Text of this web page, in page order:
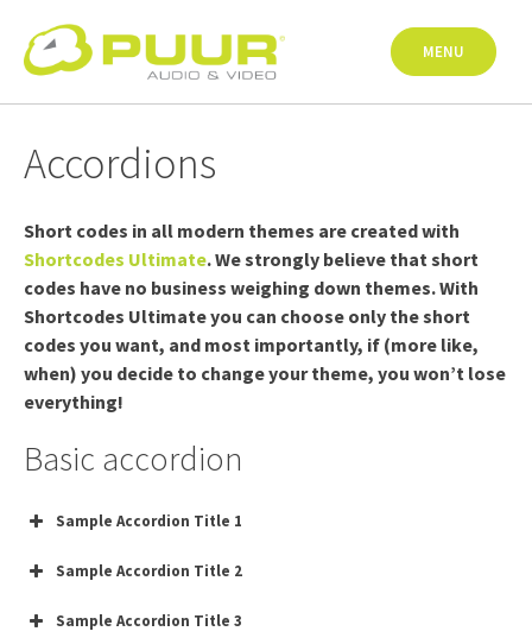
content
MENU
Accordions
Short codes in all modern themes are created with
Shortcodes Ultimate. We strongly believe that short
codes have no business weighing down themes. With
Shortcodes Ultimate you can choose only the short
codes you want, and most importantly, if (more like,
when) you decide to change your theme, you won’t lose
everything!
Basic accordion
Sample Accordion Title 1
Sample Accordion Title 2
Sample Accordion Title 3